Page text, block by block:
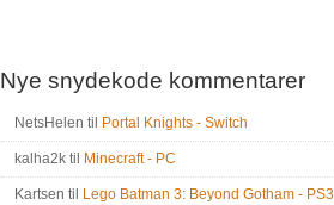
Nye snydekode kommentarer
NetsHelen til Portal Knights - Switch
kalha2k til Minecraft - PC
Kartsen til Lego Batman 3: Beyond Gotham - PS3